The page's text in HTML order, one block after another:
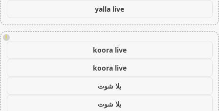
yalla live
!
koora live
koora live
يلا شوت
يلا شوت